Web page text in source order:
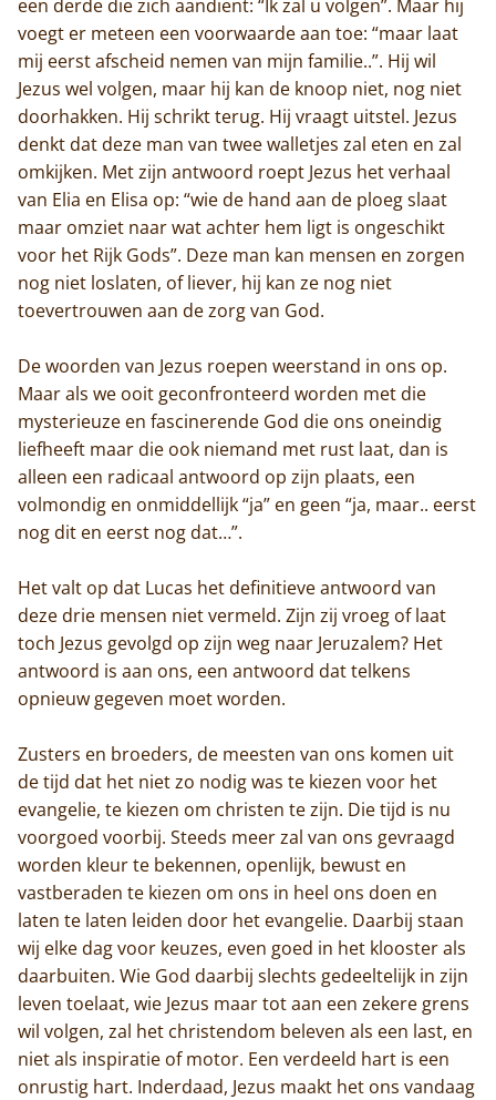
De abdij
Actueel
Monnik worden
Contact
een derde die zich aandient: “Ik zal u volgen”. Maar hij
voegt er meteen een voorwaarde aan toe: “maar laat
mij eerst afscheid nemen van mijn familie..”. Hij wil
Jezus wel volgen, maar hij kan de knoop niet, nog niet
doorhakken. Hij schrikt terug. Hij vraagt uitstel. Jezus
denkt dat deze man van twee walletjes zal eten en zal
omkijken. Met zijn antwoord roept Jezus het verhaal
van Elia en Elisa op: “wie de hand aan de ploeg slaat
maar omziet naar wat achter hem ligt is ongeschikt
voor het Rijk Gods”. Deze man kan mensen en zorgen
nog niet loslaten, of liever, hij kan ze nog niet
toevertrouwen aan de zorg van God.
De woorden van Jezus roepen weerstand in ons op.
Maar als we ooit geconfronteerd worden met die
mysterieuze en fascinerende God die ons oneindig
liefheeft maar die ook niemand met rust laat, dan is
alleen een radicaal antwoord op zijn plaats, een
volmondig en onmiddellijk “ja” en geen “ja, maar.. eerst
nog dit en eerst nog dat…”.
Het valt op dat Lucas het definitieve antwoord van
deze drie mensen niet vermeld. Zijn zij vroeg of laat
toch Jezus gevolgd op zijn weg naar Jeruzalem? Het
antwoord is aan ons, een antwoord dat telkens
opnieuw gegeven moet worden.
Zusters en broeders, de meesten van ons komen uit
de tijd dat het niet zo nodig was te kiezen voor het
evangelie, te kiezen om christen te zijn. Die tijd is nu
voorgoed voorbij. Steeds meer zal van ons gevraagd
worden kleur te bekennen, openlijk, bewust en
vastberaden te kiezen om ons in heel ons doen en
laten te laten leiden door het evangelie. Daarbij staan
wij elke dag voor keuzes, even goed in het klooster als
daarbuiten. Wie God daarbij slechts gedeeltelijk in zijn
leven toelaat, wie Jezus maar tot aan een zekere grens
wil volgen, zal het christendom beleven als een last, en
niet als inspiratie of motor. Een verdeeld hart is een
onrustig hart. Inderdaad, Jezus maakt het ons vandaag